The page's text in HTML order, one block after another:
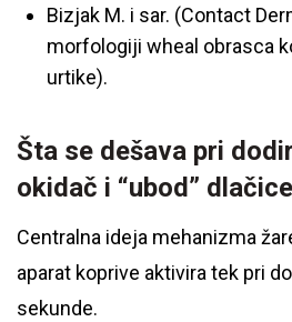
Bizjak M. i sar. (Contact
morfologiji wheal obrasca
urtike).
Šta se dešava pri
okidač i “ubod” dlačice
Centralna ideja mehanizma
aparat koprive aktivira tek pri
sekunde.